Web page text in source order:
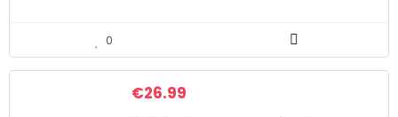
0
€26.99